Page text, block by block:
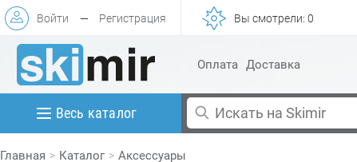
Войти — Регистрация Вы смотрели: 0
Оплата Доставка
Весь каталог
Главная Каталог Аксессуары